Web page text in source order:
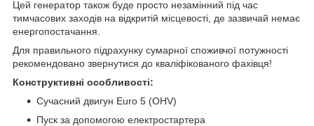
Цей генератор також буде просто незамінний під час
тимчасових заходів на відкритій місцевості, де зазвичай немає
енергопостачання.
Для правильного підрахунку сумарної споживчої потужності
рекомендовано звернутися до кваліфікованого фахівця!
Конструктивні особливості:
Сучасний двигун Euro 5 (OHV)
Пуск за допомогою електростартера